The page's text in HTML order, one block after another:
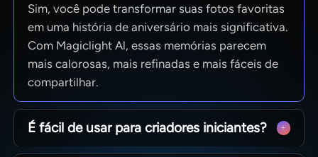
Sim, você pode transformar suas fotos favoritas
em uma história de aniversário mais significativa.
Com Magiclight Al, essas memórias parecem
mais calorosas, mais refinadas e mais fáceis de
compartilhar.
É fácil de usar para criadores iniciantes?